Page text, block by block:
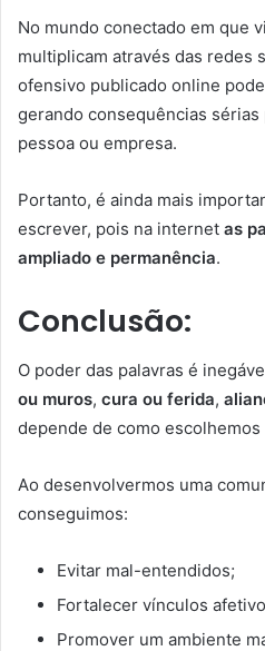
No mundo conectado em que
multiplicam através das redes
ofensivo publicado online
gerando consequências sérias
pessoa ou empresa.
Portanto, é ainda mais
escrever, pois na internet as
ampliado e permanência.
Conclusão:
O poder das palavras é
ou muros, cura ou ferida,
depende de como escolhemos
Ao desenvolvermos uma
conseguimos:
Evitar mal-entendidos;
Fortalecer vínculos
Promover um ambiente